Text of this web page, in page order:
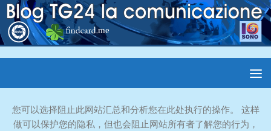
您可以选择阻止此网站汇总和分析您在此处执行的操作。 这样
做可以保护您的隐私，但也会阻止网站所有者了解您的行为，